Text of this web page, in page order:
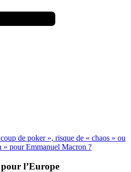
de poker », risque de « chaos » ou
» pour Emmanuel Macron ?
l’Europe